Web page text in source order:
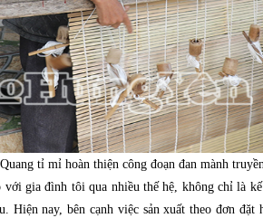
tỉ mỉ hoàn thiện công đoạn đan mành
gia đình tôi qua nhiều thế hệ, không chỉ là
nay, bên cạnh việc sản xuất theo đơn đặt